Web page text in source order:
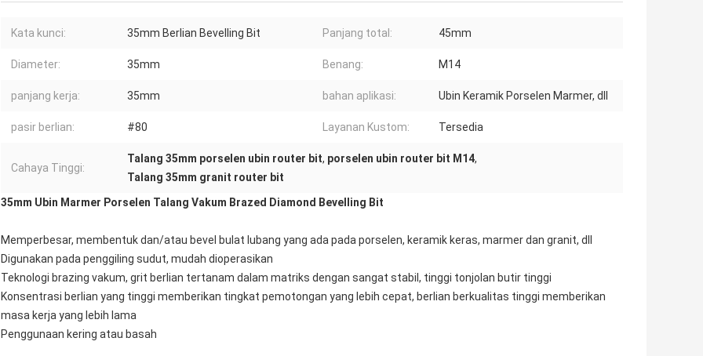
Kata kunci: 35mm Berlian Bevelling Bit Panjang total: 45mm
Diameter: 35mm Benang: M14
panjang kerja: 35mm bahan aplikasi: Ubin Keramik Porselen Marmer, dll
pasir berlian: #80 Layanan Kustom: Tersedia
Cahaya Tinggi:
Talang 35mm porselen ubin router bit, porselen ubin router bit M14,
Talang 35mm granit router bit
35mm Ubin Marmer Porselen Talang Vakum Brazed Diamond Bevelling Bit
Memperbesar, membentuk dan/atau bevel bulat lubang yang ada pada porselen, keramik keras, marmer dan granit, dll
Digunakan pada penggiling sudut, mudah dioperasikan
Teknologi brazing vakum, grit berlian tertanam dalam matriks dengan sangat stabil, tinggi tonjolan butir tinggi
Konsentrasi berlian yang tinggi memberikan tingkat pemotongan yang lebih cepat, berlian berkualitas tinggi memberikan
masa kerja yang lebih lama
Penggunaan kering atau basah